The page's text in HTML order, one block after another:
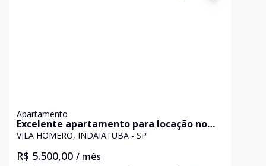
Apartamento
Excelente apartamento para locação no
Sky Towers Home, em Indaiatuba.
VILA HOMERO, INDAIATUBA - SP
R$ 5.500,00 / mês